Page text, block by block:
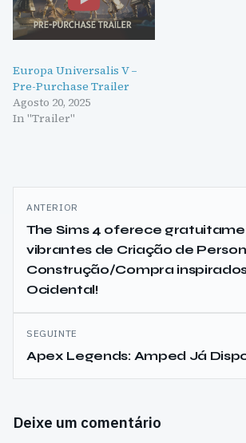
Europa Universalis V –
Pre-Purchase Trailer
Agosto 20, 2025
In "Trailer"
Navegação
de
artigos
ANTERIOR
The Sims 4 oferece
vibrantes de Criação de
Construção/Compra
Ocidental!
SEGUINTE
Apex Legends: Amped Já
Deixe um comentário